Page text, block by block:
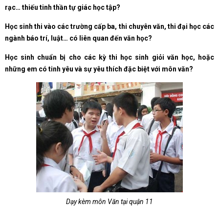
rạc… thiếu tinh thần tự giác học tập?
Học sinh thi vào các trường cấp ba, thi chuyên văn, thi đại học các
ngành báo trí, luật… có liên quan đến văn học?
Học sinh chuẩn bị cho các kỳ thi học sinh giỏi văn học, hoặc
những em có tinh yêu và sự yêu thích đặc biệt với môn văn?
Dạy kèm môn Văn tại quận 11